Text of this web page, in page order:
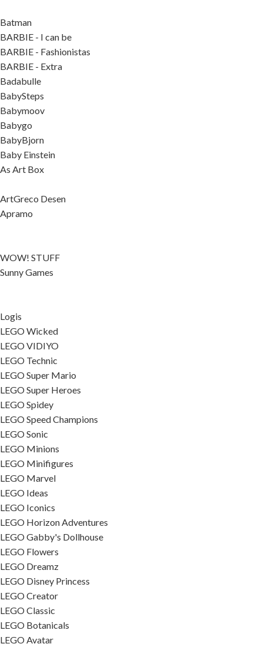
Batman
BARBIE - I can be
BARBIE - Fashionistas
BARBIE - Extra
Badabulle
BabySteps
Babymoov
Babygo
BabyBjorn
Baby Einstein
As Art Box
ArtGreco Desen
Apramo
WOW! STUFF
Sunny Games
Logis
LEGO Wicked
LEGO VIDIYO
LEGO Technic
LEGO Super Mario
LEGO Super Heroes
LEGO Spidey
LEGO Speed Champions
LEGO Sonic
LEGO Minions
LEGO Minifigures
LEGO Marvel
LEGO Ideas
LEGO Iconics
LEGO Horizon Adventures
LEGO Gabby's Dollhouse
LEGO Flowers
LEGO Dreamz
LEGO Disney Princess
LEGO Creator
LEGO Classic
LEGO Botanicals
LEGO Avatar